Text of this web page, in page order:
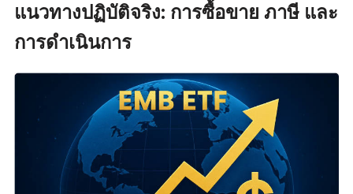
แนวทางปฏิบัติจริง: การซื้อขาย ภาษี และ
การดำเนินการ